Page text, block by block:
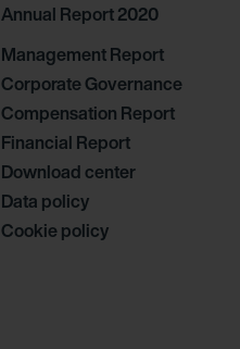
Annual Report 2020
Management Report
Corporate Governance
Compensation Report
Financial Report
Download center
Data policy
Cookie policy